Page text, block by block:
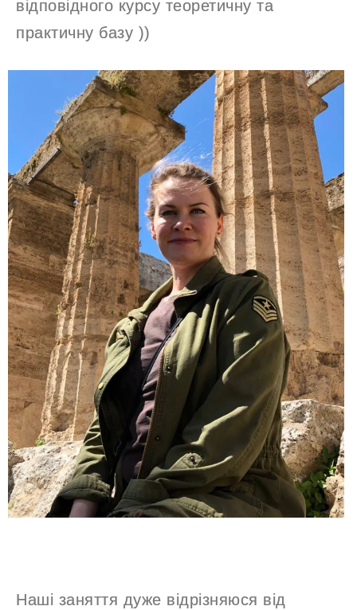
відповідного курсу теоретичну та
практичну базу ))
Наші заняття дуже відрізняюся від